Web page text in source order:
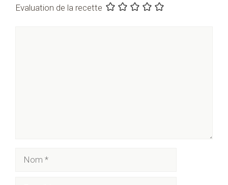
Evaluation de la recette